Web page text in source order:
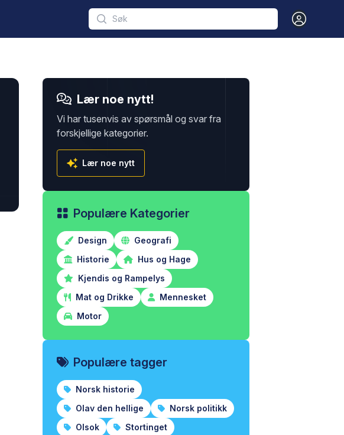
Open user
Lær noe nytt!
Vi har tusenvis av spørsmål og svar fra
forskjellige kategorier.
Lær noe nytt
Populære Kategorier
Design
Geografi
Historie
Hus og Hage
Kjendis og Rampelys
Mat og Drikke
Mennesket
Motor
Populære tagger
Norsk historie
Olav den hellige
Norsk politikk
Olsok
Stortinget